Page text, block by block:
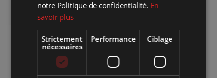
Site web de l'artiste :Cliquez sur le lien
Accéder à l'événement sur Facebook :Cliquez sur le lien
Achat de billets : Cliquez ici pour la vente en ligne
notre Politique de confidentialité. En
savoir plus
Strictement
nécessaires
Performance Ciblage